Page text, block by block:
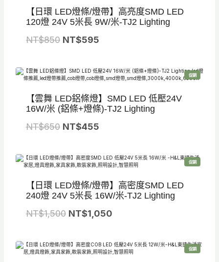
：
N
T
0
。
：
N
T
2
。
【日環 LED燈條/燈帶】高亮度SMD LED
120燈 24V 5米長 9W/米-TJ2 Lighting
NT$850 原
價
格
：
N
T
5
。
NT$595目
價
格
：
N
9
。
促銷特
價
【雲舞 LED鋁條燈】SMD LED 低壓24V
16W/米 (鋁條+燈條)-TJ2 Lighting
NT$650 原
價
格
：
N
T
5
NT$455目
價
格
：
N
T
5
促銷特
價
【日環 LED燈條/燈帶】高密度SMD LED
240燈 24V 5米長 16W/米-TJ2 Lighting
NT$1,500 原
價
格
NT$1,050目
價
格
促銷特
價